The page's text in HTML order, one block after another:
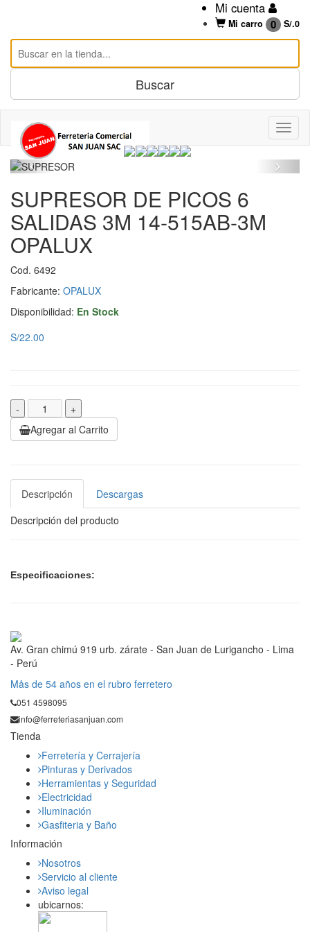
Mi cuenta
Mi carro 0 S/.0
SUPRESOR DE PICOS 6
SALIDAS 3M 14-515AB-3M
OPALUX
Cod. 6492
Fabricante: OPALUX
Disponibilidad: En Stock
S/22.00
-
+
Agregar al Carrito
Descripción
Descargas
Descripción del producto
Especificaciones:
Av. Gran chimú 919 urb. zárate - San Juan de Lurigancho - Lima
- Perú
Mås de 54 años en el rubro ferretero
051 4598095
info@ferreteriasanjuan.com
Tienda
Ferretería y Cerrajería
Pinturas y Derivados
Herramientas y Seguridad
Electricidad
Iluminación
Gasfiteria y Baño
Información
Nosotros
Servicio al cliente
Aviso legal
ubicarnos: